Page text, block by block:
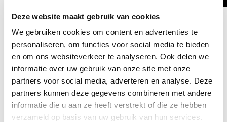
Deze website maakt gebruik van cookies
We gebruiken cookies om content en advertenties te
personaliseren, om functies voor social media te bieden
en om ons websiteverkeer te analyseren. Ook delen we
informatie over uw gebruik van onze site met onze
partners voor social media, adverteren en analyse. Deze
partners kunnen deze gegevens combineren met andere
informatie die u aan ze heeft verstrekt of die ze hebben
verzameld op basis van uw gebruik van hun services.
Klantenservice
Veelgestelde vragen
Betaalmethoden
Verzenden & retourneren